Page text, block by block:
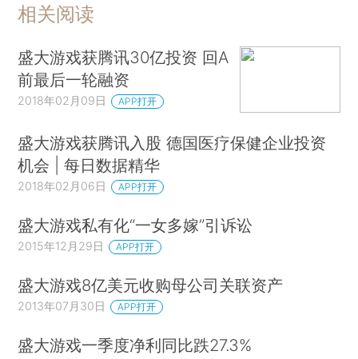
相关阅读
盛大游戏获腾讯30亿投资 回A
前最后一轮融资
2018年02月09日 APP打开
盛大游戏获腾讯入股 德国医疗保健企业投资
机会 | 每日数据精华
2018年02月06日 APP打开
盛大游戏私有化“一女多嫁”引诉讼
2015年12月29日 APP打开
盛大游戏8亿美元收购母公司关联资产
2013年07月30日 APP打开
盛大游戏一季度净利同比跌27.3%